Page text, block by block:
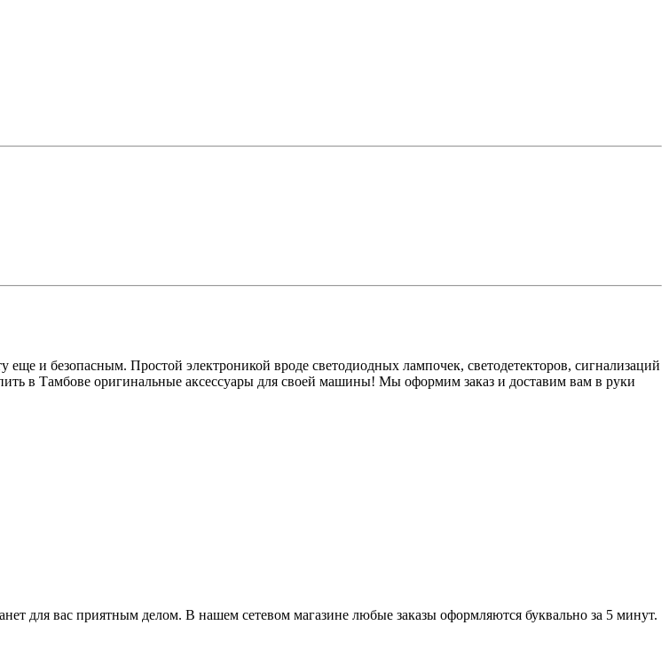
еще и безопасным. Простой электроникой вроде светодиодных лампочек, светодетекторов, сигнализаций
в Тамбове оригинальные аксессуары для своей машины! Мы оформим заказ и доставим вам в руки
для вас приятным делом. В нашем сетевом магазине любые заказы оформляются буквально за 5 минут.